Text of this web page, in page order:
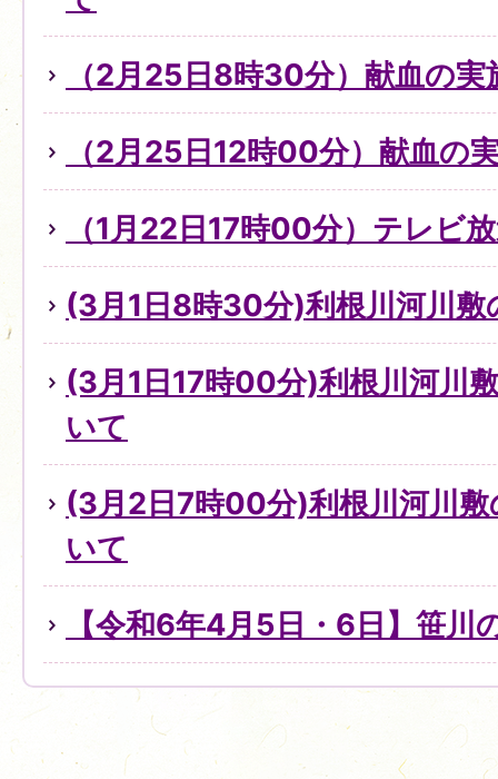
（2月25日8時30分）献血の
（2月25日12時00分）献血の
（1月22日17時00分）テレビ
(3月1日8時30分)利根川河川敷
(3月1日17時00分)利根川河川
いて
(3月2日7時00分)利根川河川
いて
【令和6年4月5日・6日】笹川